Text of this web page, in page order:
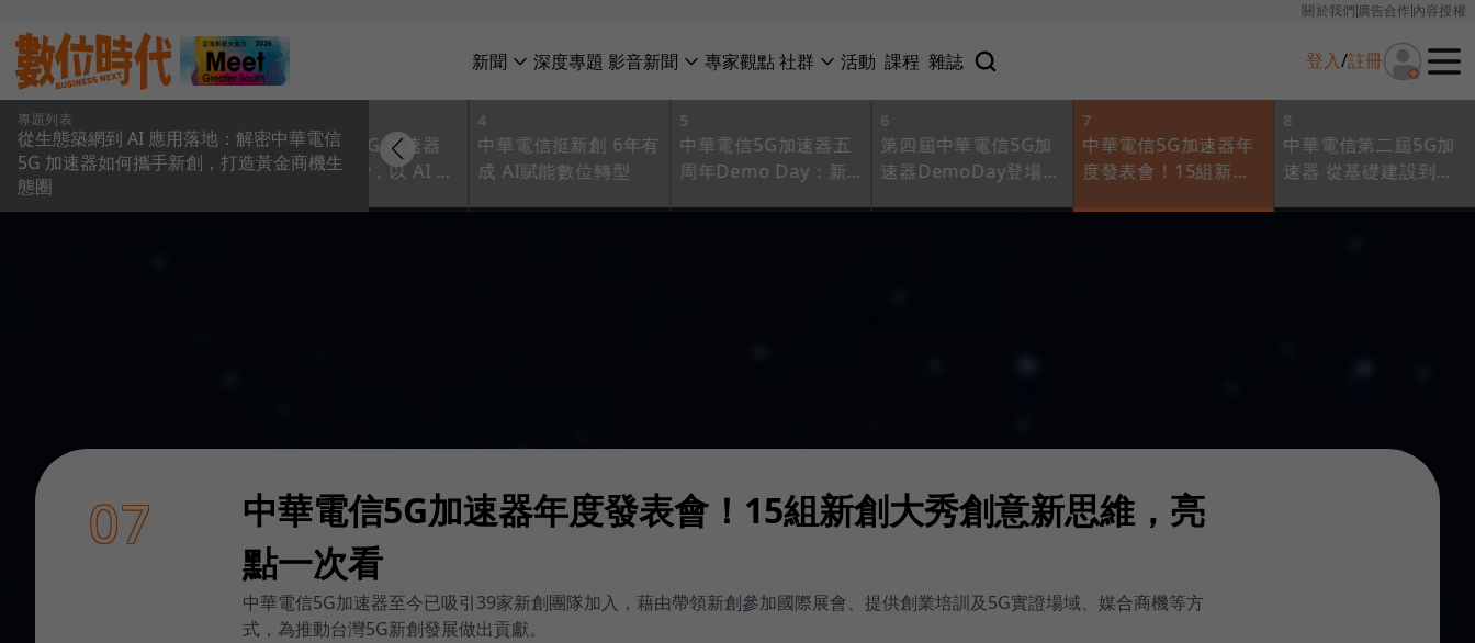
關於我們廣告合作內容授權
新聞 深度專題 影音新聞 專家觀點社群 活動 課程 雜誌 登入/註冊
專題列表
從生態築網到 AI 應用落地：解密中華電信
5G 加速器如何攜手新創，打造黃金商機生
態圈
加速
AI 與
中華電信「2026 數位
創新應用系列賽」徵
中華電信 5G 加速器
Demo Day，以 AI 啟
4
中華電信挺新創 6年有
成 AI賦能數位轉型
5
中華電信5G加速器五
周年Demo Day：新
6
第四屆中華電信5G加
速器DemoDay登場，
7
中華電信5G加速器年
度發表會！15組新創
8
中華電信第二屆5G加
速器 從基礎建設到上
07
中華電信5G加速器年度發表會！15組新創大秀創意新思維，亮
點一次看
中華電信5G加速器至今已吸引39家新創團隊加入，藉由帶領新創參加國際展會、提供創業培訓及5G實證場域、媒合商機等方
式，為推動台灣5G新創發展做出貢獻。